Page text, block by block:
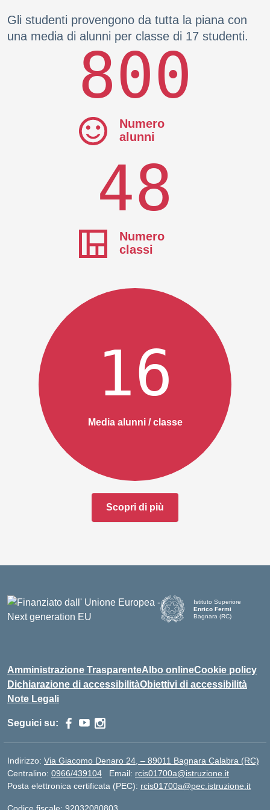
Gli studenti provengono da tutta la piana con
una media di alunni per classe di 17 studenti.
800
Numero
alunni
48
Numero
classi
16
Media alunni / classe
Scopri di più
Istituto Superiore
Enrico Fermi
Bagnara (RC)
Amministrazione TrasparenteAlbo onlineCookie policy
Dichiarazione di accessibilitàObiettivi di accessibilità
Note Legali
Seguici su:
Indirizzo: Via Giacomo Denaro 24, – 89011 Bagnara Calabra (RC)
Centralino: 0966/439104 Email: rcis01700a@istruzione.it
Posta elettronica certificata (PEC): rcis01700a@pec.istruzione.it